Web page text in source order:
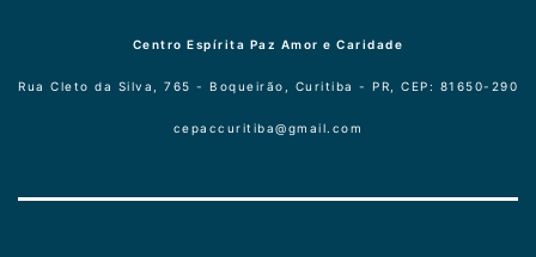
Centro Espírita Paz Amor e Caridade
Rua Cleto da Silva, 765 - Boqueirão, Curitiba - PR, CEP: 81650-290
cepaccuritiba@gmail.com